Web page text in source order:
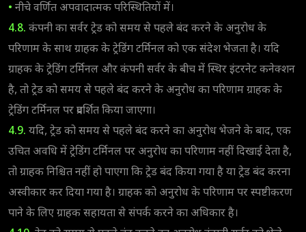
• नीचे वर्णित अपवादात्मक परिस्थितियों में।
4.8. कंपनी का सर्वर ट्रेड को समय से पहले बंद करने के अनुरोध के
परिणाम के साथ ग्राहक के ट्रेडिंग टर्मिनल को एक संदेश भेजता है। यदि
ग्राहक के ट्रेडिंग टर्मिनल और कंपनी सर्वर के बीच में स्थिर इंटरनेट कनेक्शन
है, तो ट्रेड को समय से पहले बंद करने के अनुरोध का परिणाम ग्राहक के
ट्रेडिंग टर्मिनल पर प्रदर्शित किया जाएगा।
4.9. यदि, ट्रेड को समय से पहले बंद करने का अनुरोध भेजने के बाद, एक
उचित अवधि में ट्रेडिंग टर्मिनल पर अनुरोध का परिणाम नहीं दिखाई देता है,
तो ग्राहक निश्चित नहीं हो पाएगा कि ट्रेड बंद किया गया है या ट्रेड बंद करना
अस्वीकार कर दिया गया है। ग्राहक को अनुरोध के परिणाम पर स्पष्टीकरण
पाने के लिए ग्राहक सहायता से संपर्क करने का अधिकार है।